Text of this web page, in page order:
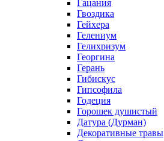
Гацания
Гвоздика
Гейхера
Гелениум
Гелихризум
Георгина
Герань
Гибискус
Гипсофила
Годеция
Горошек душистый
Датура (Дурман)
Декоративные травы